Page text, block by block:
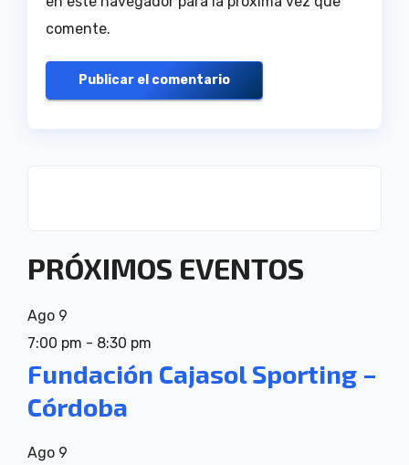
comente.
PRÓXIMOS EVENTOS
Ago 9
7:00 pm - 8:30 pm
Fundación Cajasol Sporting –
Córdoba
Ago 9